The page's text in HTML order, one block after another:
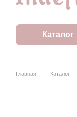
Каталог
Главная – Каталог